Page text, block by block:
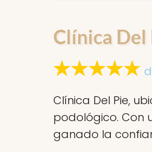
Clínica Del
Clínica Del Pie,
podológico. Con
ganado la